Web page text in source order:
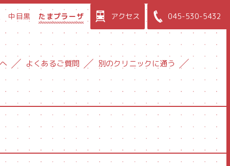
中目黒 たまプラーザ アクセス 045-530-5432
よくあるご質問 別のクリニックに通う